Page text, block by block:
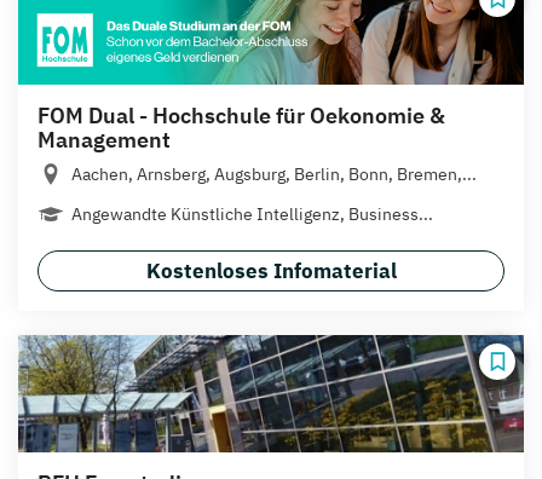
FOM Dual - Hochschule für Oekonomie &
Management
Aachen, Arnsberg, Augsburg, Berlin, Bonn, Bremen,...
Angewandte Künstliche Intelligenz, Business...
Kostenloses Infomaterial